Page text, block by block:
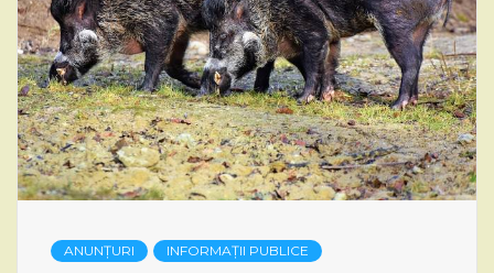
ANUNȚURI INFORMAȚII PUBLICE